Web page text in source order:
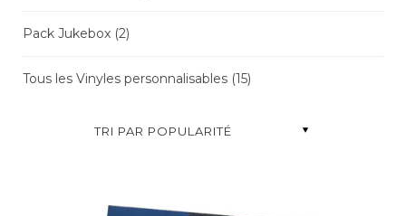
Pack Jukebox (2)
Tous les Vinyles personnalisables (15)